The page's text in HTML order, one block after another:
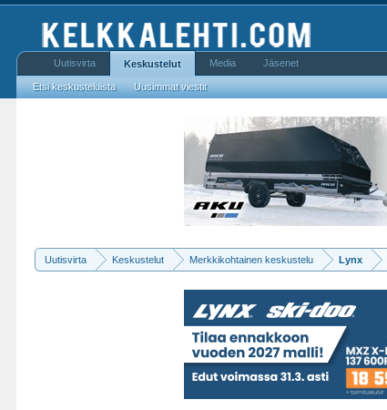
Uutisvirta Keskustelut Merkkikohtainen keskustelu Lynx
Uutisvirta Keskustelut
Etsi keskusteluista Uusimmat viestit
Media Jäsenet